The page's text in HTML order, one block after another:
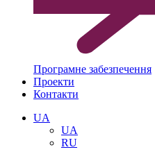
Програмне забезпечення
Проекти
Контакти
UA
UA
RU